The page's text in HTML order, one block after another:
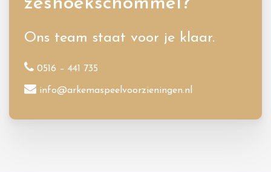
Ons team staat voor je klaar.
0516 – 441 735
info@arkemaspeelvoorzieningen.nl